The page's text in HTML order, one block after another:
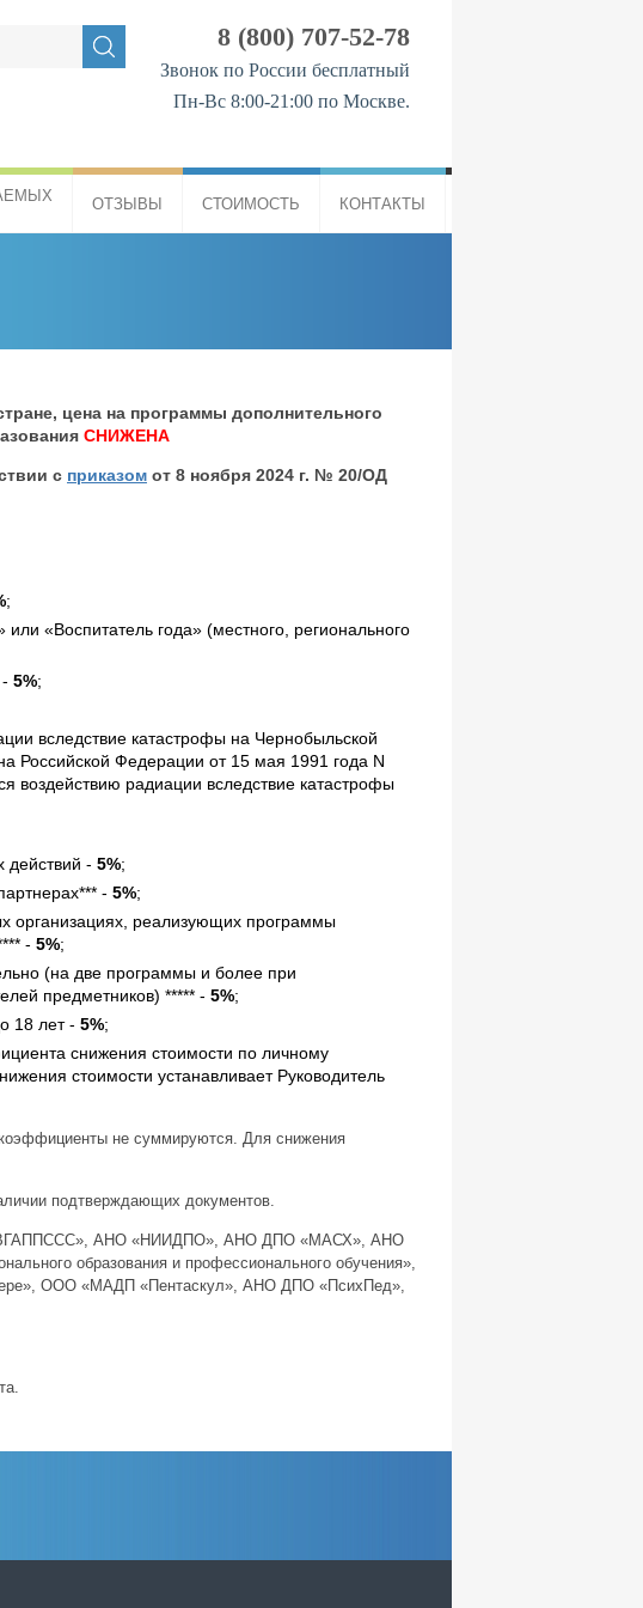
8 (800) 707-52-78
Звонок по России бесплатный
Пн-Вс 8:00-21:00 по Москве.
ОТЗЫВЫ СТОИМОСТЬ КОНТАКТЫ
цена на программы дополнительного
СНИЖЕНА
с приказом от 8 ноября 2024 г. № 20/ОД
;
«Воспитатель года» (местного, регионального
5%;
вследствие катастрофы на Чернобыльской
Российской Федерации от 15 мая 1991 года N
воздействию радиации вследствие катастрофы
действий - 5%;
- 5%;
организациях, реализующих программы
- 5%;
(на две программы и более при
предметников) ***** - 5%;
18 лет - 5%;
снижения стоимости по личному
стоимости устанавливает Руководитель
не суммируются. Для снижения
подтверждающих документов.
АНО «НИИДПО», АНО ДПО «МАСХ», АНО
образования и профессионального обучения»,
ООО «МАДП «Пентаскул», АНО ДПО «ПсихПед»,